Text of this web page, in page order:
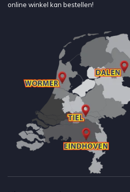
online winkel kan bestellen!